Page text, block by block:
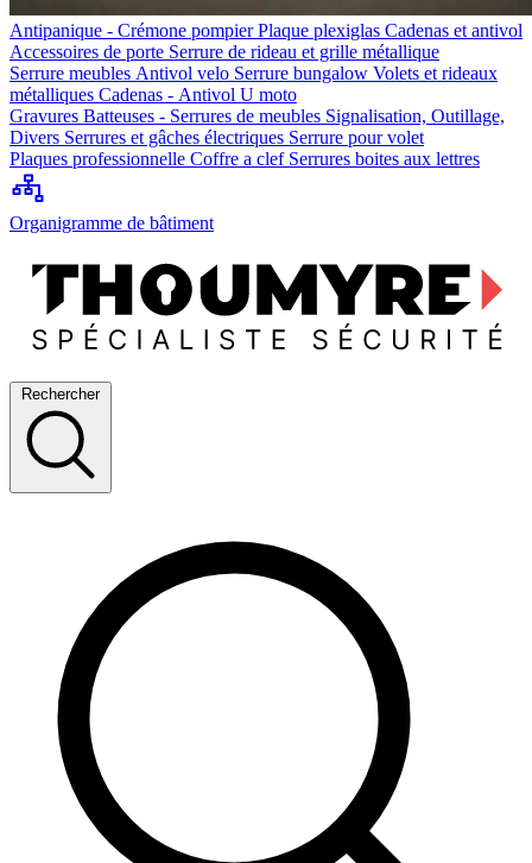
Antipanique - Crémone pompierPlaque plexiglas Cadenas et antivol
Accessoires de porte Serrure de rideau et grille métallique
Serrure meubles Antivol velo Serrure bungalow Volets et rideaux
métalliques Cadenas - Antivol U moto
Gravures Batteuses - Serrures de meubles Signalisation, Outillage,
Divers Serrures et gâches électriques Serrure pour volet
Plaques professionnelle Coffre a clef Serrures boites aux lettres
Organigramme de bâtiment
Rechercher